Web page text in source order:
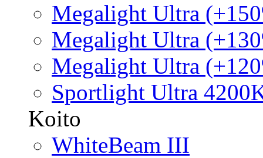
Megalight Ultra
Megalight Ultra
Megalight Ultra
Sportlight Ultra
Koito
WhiteBeam III